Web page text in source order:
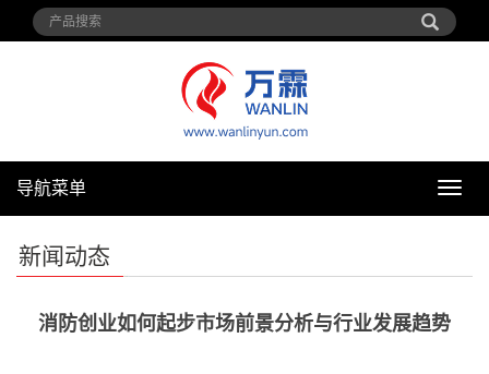
导
导航菜单
新闻动态
消防创业如何起步市场前景分析与行业发展趋势